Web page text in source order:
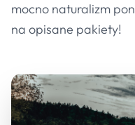
mocno naturalizm
na opisane pakiety!